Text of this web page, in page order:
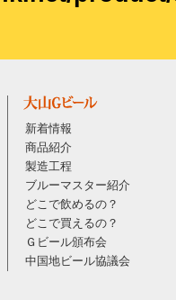
新着情報
商品紹介
製造工程
ブルーマスター紹介
どこで飲めるの？
どこで買えるの？
Ｇビール頒布会
中国地ビール協議会